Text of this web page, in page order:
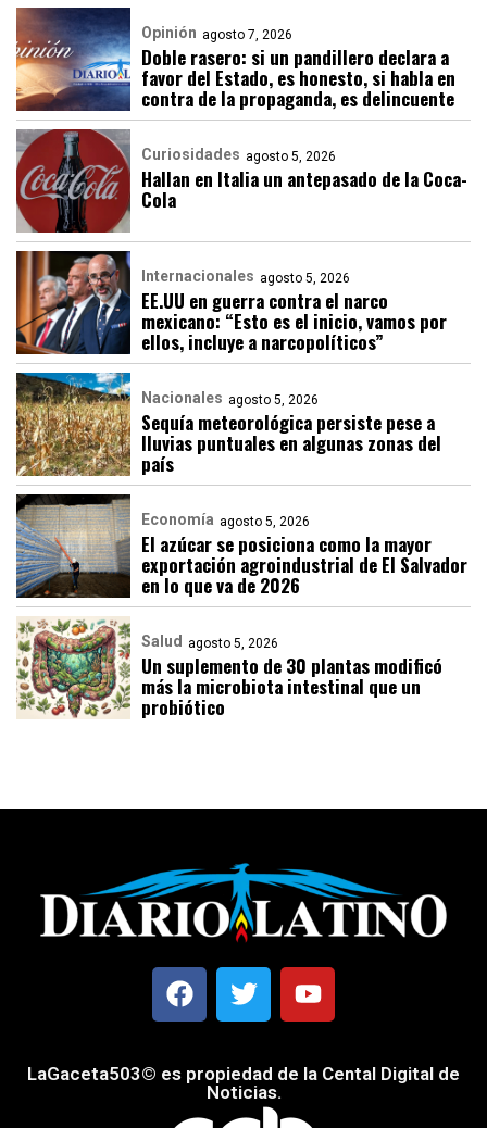
Opinión agosto 7, 2026
Doble rasero: si un pandillero declara a
favor del Estado, es honesto, si habla en
contra de la propaganda, es delincuente
Curiosidades agosto 5, 2026
Hallan en Italia un antepasado de la Coca-
Cola
Internacionales agosto 5, 2026
EE.UU en guerra contra el narco
mexicano: “Esto es el inicio, vamos por
ellos, incluye a narcopolíticos”
Nacionales agosto 5, 2026
Sequía meteorológica persiste pese a
lluvias puntuales en algunas zonas del
país
Economía agosto 5, 2026
El azúcar se posiciona como la mayor
exportación agroindustrial de El Salvador
en lo que va de 2026
Salud agosto 5, 2026
Un suplemento de 30 plantas modificó
más la microbiota intestinal que un
probiótico
LaGaceta503© es propiedad de la Cental Digital de
Noticias.